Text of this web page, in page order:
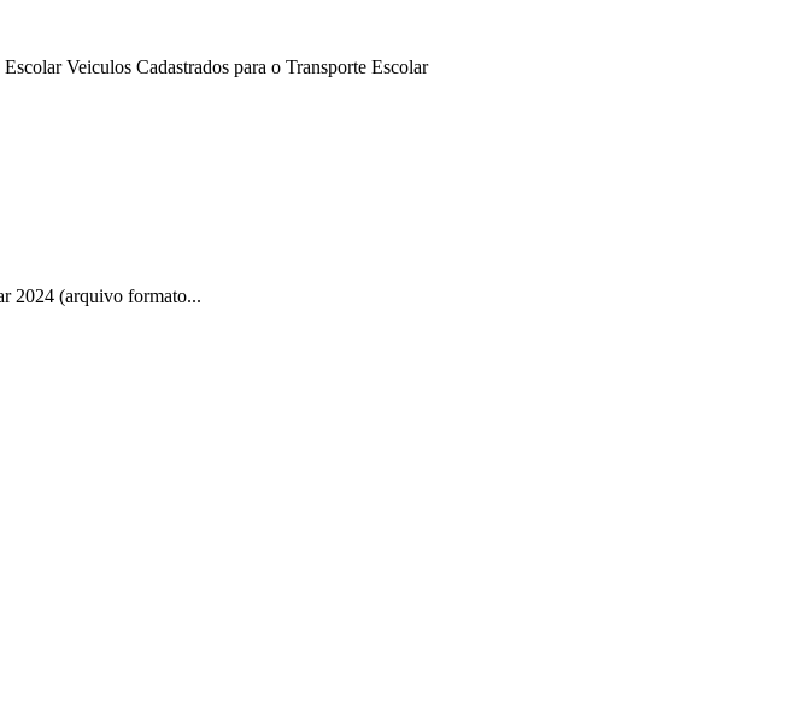
Veiculos Cadastrados para o Transporte Escolar
2024 (arquivo formato...